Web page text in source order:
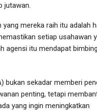
jutawan.
yang mereka raih itu adalah
setiap usahawan
agensi itu mendapat
bukan sekadar memberi
penting, tetapi
yang ingin meningkatkan